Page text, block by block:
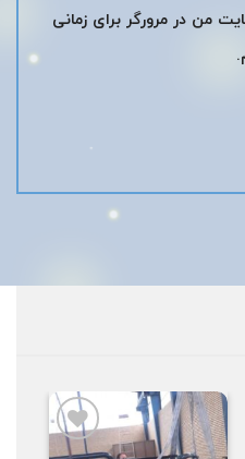
من در مرورگر برای زمانی